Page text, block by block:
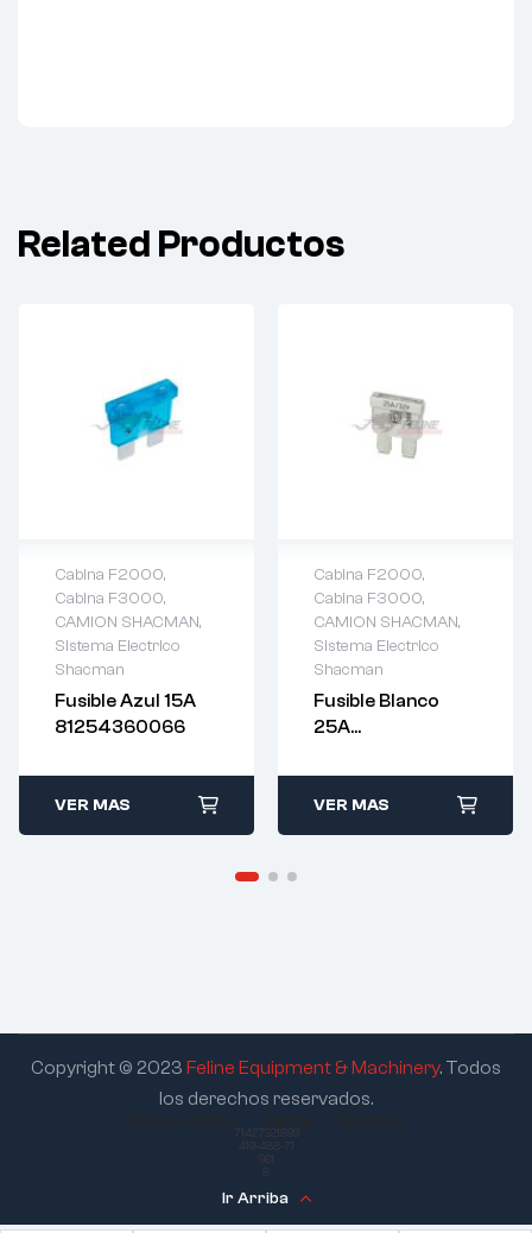
Related Productos
Cabina F2000,
Cabina F3000,
CAMION SHACMAN,
Sistema Electrico
Shacman
Fusible Azul 15A
81254360066
VER MAS
Cabina F2000,
Cabina F3000,
CAMION SHACMAN,
Sistema Electrico
Shacman
Fusible Blanco
25A
VER MAS
Copyright © 2023 Feline Equipment & Machinery. Todos
los derechos reservados.
Ir Arriba
71427321893
419-488-71
961
8